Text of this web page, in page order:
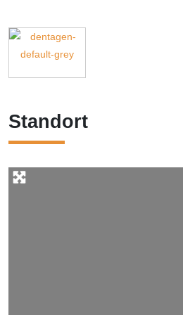
Standort